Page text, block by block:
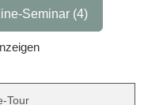
Seminar (4)
Tour